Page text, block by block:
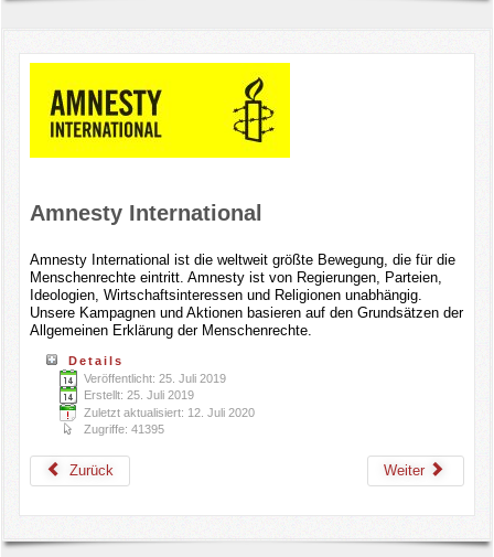
Amnesty International
Amnesty International ist die weltweit größte Bewegung, die für die
Menschenrechte eintritt. Amnesty ist von Regierungen, Parteien,
Ideologien, Wirtschaftsinteressen und Religionen unabhängig.
Unsere Kampagnen und Aktionen basieren auf den Grundsätzen der
Allgemeinen Erklärung der Menschenrechte.
Details
Veröffentlicht: 25. Juli 2019
Erstellt: 25. Juli 2019
Zuletzt aktualisiert: 12. Juli 2020
Zugriffe: 41395
Zurück Weiter